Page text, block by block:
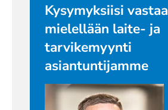
Kysymyksiisi vastaa
mielellään laite- ja
tarvikemyynti
asiantuntijamme